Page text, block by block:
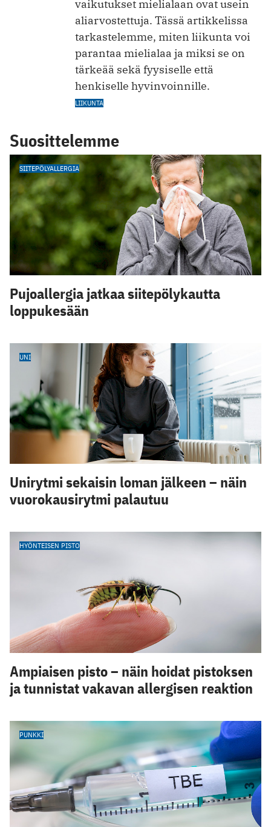
vaikutukset mielialaan ovat usein
aliarvostettuja. Tässä artikkelissa
tarkastelemme, miten liikunta voi
parantaa mielialaa ja miksi se on
tärkeää sekä fyysiselle että
henkiselle hyvinvoinnille.
LIIKUNTA
Suosittelemme
SIITEPÖLYALLERGIA
Pujoallergia jatkaa siitepölykautta
loppukesään
UNI
Unirytmi sekaisin loman jälkeen – näin
vuorokausirytmi palautuu
HYÖNTEISEN PISTO
Ampiaisen pisto – näin hoidat pistoksen
ja tunnistat vakavan allergisen reaktion
PUNKKI